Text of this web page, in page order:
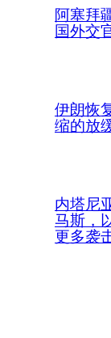
阿塞拜
国外交
伊朗恢
缩的放
内塔尼
马斯，
更多袭